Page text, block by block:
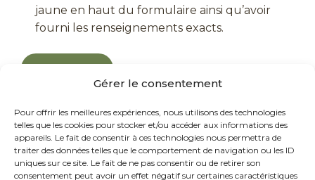
Gérer le consentement
Pour offrir les meilleures expériences, nous utilisons des technologies
telles que les cookies pour stocker et/ou accéder aux informations des
appareils. Le fait de consentir à ces technologies nous permettra de
traiter des données telles que le comportement de navigation ou les ID
uniques sur ce site. Le fait de ne pas consentir ou de retirer son
consentement peut avoir un effet négatif sur certaines caractéristiques
jaune en haut du formulaire ainsi qu’avoir
fourni les renseignements exacts.